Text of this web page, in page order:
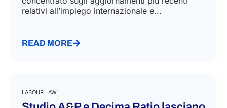
Grande successo di A&P e Federmacchine: oltre
100 partecipanti hanno preso parte al webinar
relativi all’impiego internazionale e...